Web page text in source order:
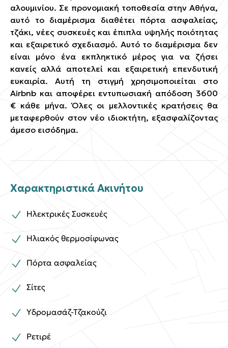
αλουμινίου. Σε προνομιακή τοποθεσία στην Αθήνα,
αυτό το διαμέρισμα διαθέτει πόρτα ασφαλείας,
τζάκι, νέες συσκευές και έπιπλα υψηλής ποιότητας
και εξαιρετικό σχεδιασμό. Αυτό το διαμέρισμα δεν
είναι μόνο ένα εκπληκτικό μέρος για να ζήσει
κανείς αλλά αποτελεί και εξαιρετική επενδυτική
ευκαιρία. Αυτή τη στιγμή χρησιμοποιείται στο
Airbnb και αποφέρει εντυπωσιακή απόδοση 3600
€ κάθε μήνα. Όλες οι μελλοντικές κρατήσεις θα
μεταφερθούν στον νέο ιδιοκτήτη, εξασφαλίζοντας
άμεσο εισόδημα.
Χαρακτηριστικά Ακινήτου
Ηλεκτρικές Συσκευές
Ηλιακός θερμοσίφωνας
Πόρτα ασφαλείας
Σίτες
Υδρομασάζ-Τζακούζι
Ρετιρέ